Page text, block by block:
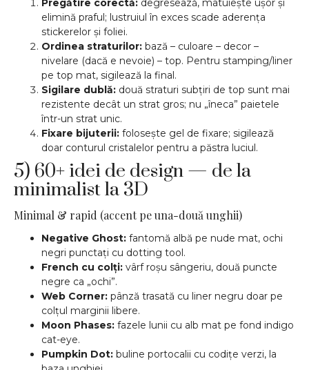
Pregătire corectă: degresează, matuiește ușor și
elimină praful; lustruiul în exces scade aderența
stickerelor și foliei.
Ordinea straturilor: bază – culoare – decor –
nivelare (dacă e nevoie) – top. Pentru stamping/liner
pe top mat, sigilează la final.
Sigilare dublă: două straturi subțiri de top sunt mai
rezistente decât un strat gros; nu „îneca” paietele
într-un strat unic.
Fixare bijuterii: folosește gel de fixare; sigilează
doar conturul cristalelor pentru a păstra luciul.
5) 60+ idei de design — de la
minimalist la 3D
Minimal & rapid (accent pe una-două unghii)
Negative Ghost: fantomă albă pe nude mat, ochi
negri punctați cu dotting tool.
French cu colți: vârf roșu sângeriu, două puncte
negre ca „ochi”.
Web Corner: pânză trasată cu liner negru doar pe
colțul marginii libere.
Moon Phases: fazele lunii cu alb mat pe fond indigo
cat-eye.
Pumpkin Dot: buline portocalii cu codițe verzi, la